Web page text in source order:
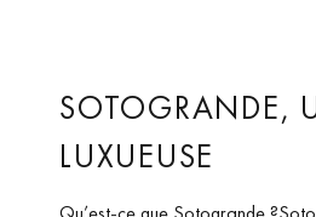
SOTOGRANDE,
LUXUEUSE